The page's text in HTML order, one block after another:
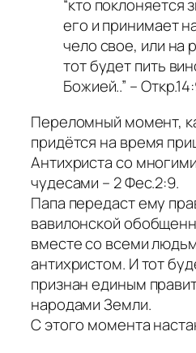
“кто поклоняется
его и принимает
чело свое, или на
тот будет пить
Божией..” –
Переломный момент,
придётся на время
Антихриста со
чудесами – 2 Фес.2:9.
Папа передаст ему
вавилонской
вместе со всеми
антихристом. И тот
признан единым
народами Земли.
С этого момента